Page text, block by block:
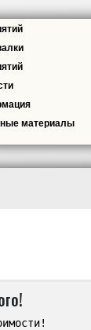
материалы